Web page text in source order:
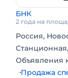
БНК
2 года на
Россия,
Объявления
Продажа